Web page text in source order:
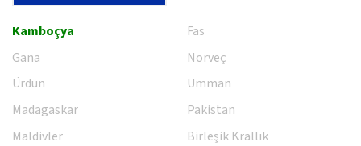
Kamboçya
Gana
Ürdün
Madagaskar
Maldivler
Fas
Norveç
Umman
Pakistan
Birleşik Krallık